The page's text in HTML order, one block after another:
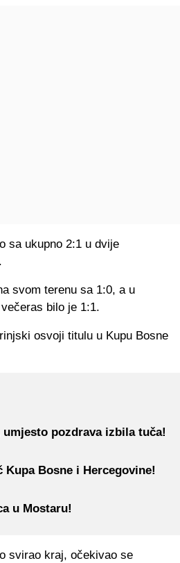
sa ukupno 2:1 u dvije
svom terenu sa 1:0, a u
bilo je 1:1.
osvoji titulu u Kupu Bosne
pozdrava izbila tuča!
Bosne i Hercegovine!
u Mostaru!
svirao kraj, očekivao se